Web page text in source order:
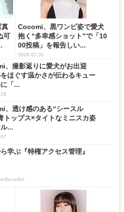
真
可
Cocomi、黒ワンピ姿で愛犬
抱く“多幸感ショット”で「10
00投稿」を報告しい...
2026.07.31
、撮影返りに愛犬がお出迎
ほぐす温かさが伝わるキュー
「...
、透け感のある“シースル
トップス×タイトなミニスカ姿
...
学ぶ『特権アクセス管理』